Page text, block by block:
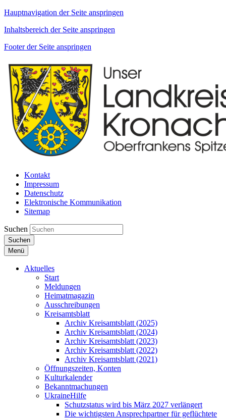
Hauptnavigation der Seite anspringen
Inhaltsbereich der Seite anspringen
Footer der Seite anspringen
Kontakt
Impressum
Datenschutz
Elektronische Kommunikation
Sitemap
Suchen
Suchen
Menü
Aktuelles
Start
Meldungen
Heimatmagazin
Ausschreibungen
Kreisamtsblatt
Archiv Kreisamtsblatt (2025)
Archiv Kreisamtsblatt (2024)
Archiv Kreisamtsblatt (2023)
Archiv Kreisamtsblatt (2022)
Archiv Kreisamtsblatt (2021)
Öffnungszeiten, Konten
Kulturkalender
Bekanntmachungen
UkraineHilfe
Schutzstatus wird bis März 2027 verlängert
Die wichtigsten Ansprechpartner für geflüchtete